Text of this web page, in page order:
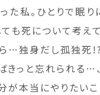
った私。ひとりで眠
も死について考え
…独身だし孤独死!?
きっと忘れられる…
が本当にやりたい